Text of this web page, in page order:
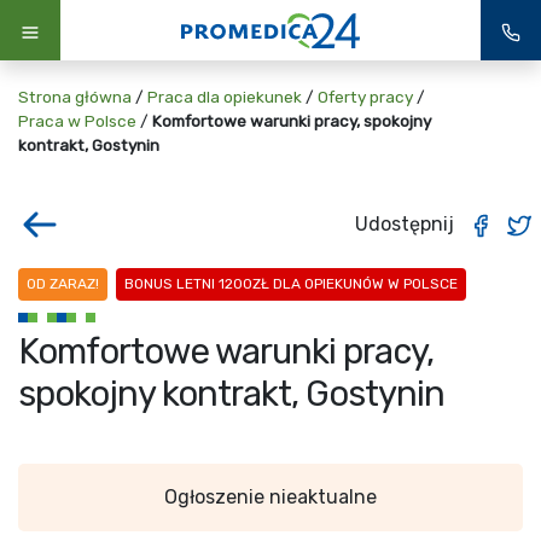
Strona główna / Praca dla opiekunek / Oferty pracy /
Praca w Polsce / Komfortowe warunki pracy, spokojny
kontrakt, Gostynin
Udostępnij
OD ZARAZ! BONUS LETNI 1200ZŁ DLA OPIEKUNÓW W POLSCE
Komfortowe warunki pracy,
spokojny kontrakt, Gostynin
Ogłoszenie nieaktualne